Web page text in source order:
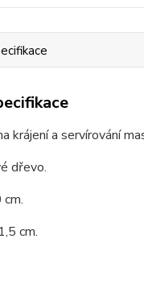
krájení a servírování
dřevo.
cm.